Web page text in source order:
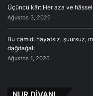
Üçüncü kâr: Her aza ve
Ağustos 3, 2026
Bu camid, hayatsız, şuursuz,
dağdağalı
Ağustos 1, 2026